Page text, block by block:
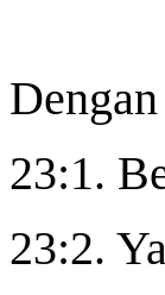
23:1.
23:2.